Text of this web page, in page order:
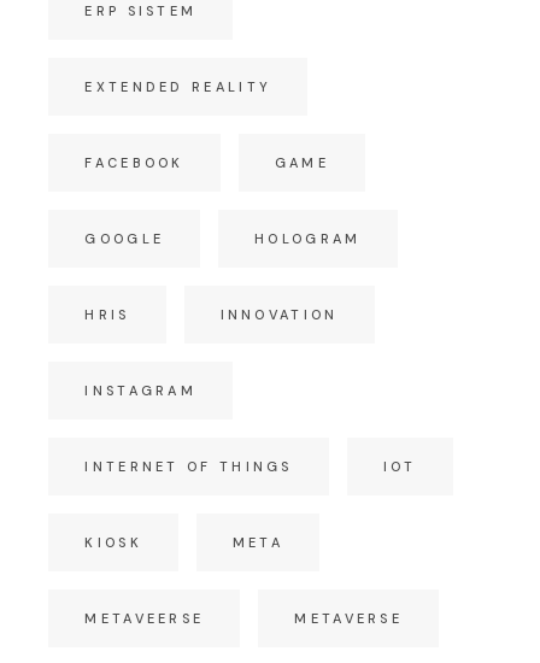
ERP SISTEM
EXTENDED REALITY
FACEBOOK GAME
GOOGLE HOLOGRAM
HRIS INNOVATION
INSTAGRAM
INTERNET OF THINGS IOT
KIOSK META
METAVEERSE METAVERSE